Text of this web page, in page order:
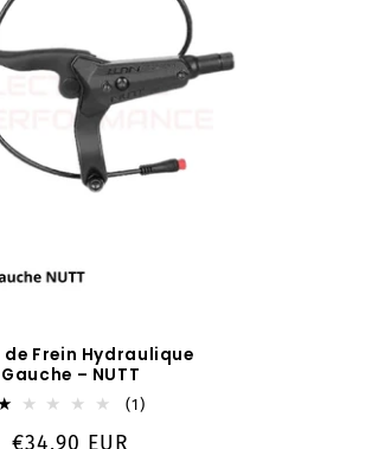
de Frein Hydraulique
Gauche – NUTT
(1)1
Prix
€34,90 EUR